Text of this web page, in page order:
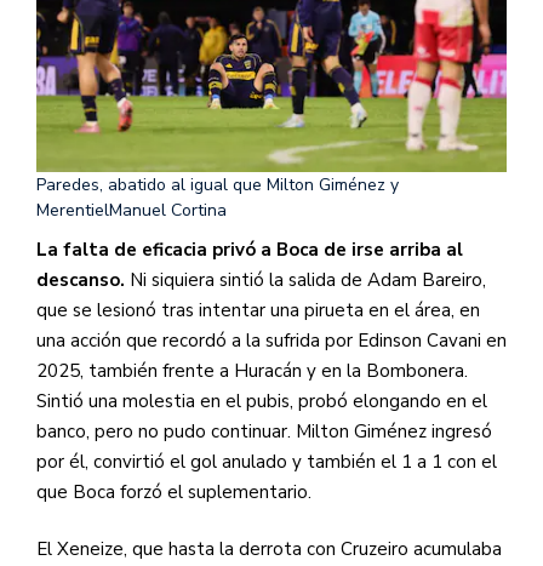
Paredes, abatido al igual que Milton Giménez y
MerentielManuel Cortina
La falta de eficacia privó a Boca de irse arriba al
descanso. Ni siquiera sintió la salida de Adam Bareiro,
que se lesionó tras intentar una pirueta en el área, en
una acción que recordó a la sufrida por Edinson Cavani en
2025, también frente a Huracán y en la Bombonera.
Sintió una molestia en el pubis, probó elongando en el
banco, pero no pudo continuar. Milton Giménez ingresó
por él, convirtió el gol anulado y también el 1 a 1 con el
que Boca forzó el suplementario.
El Xeneize, que hasta la derrota con Cruzeiro acumulaba